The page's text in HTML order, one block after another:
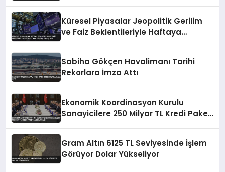
Küresel Piyasalar Jeopolitik Gerilim
ve Faiz Beklentileriyle Haftaya
Sabiha Gökçen Havalimanı Tarihi
Rekorlara İmza Attı
Ekonomik Koordinasyon Kurulu
Sanayicilere 250 Milyar TL Kredi Paketi
Gram Altın 6125 TL Seviyesinde İşlem
Görüyor Dolar Yükseliyor